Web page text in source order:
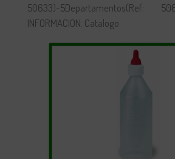
50633)-5Departamentos(Ref:
INFORMACION: Catalogo